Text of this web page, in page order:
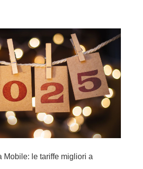
Mobile: le tariffe migliori a